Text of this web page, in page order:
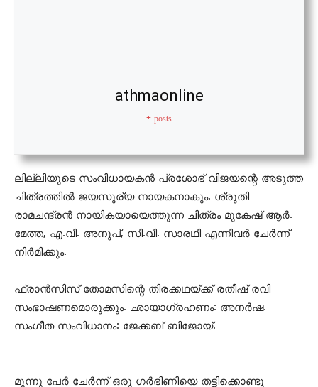
athmaonline
+ posts
ലില്ലിയുടെ സംവിധായകന്‍ പ്രശോഭ് വിജയന്റെ അടുത്ത
ചിത്രത്തില്‍ ജയസൂര്യ നായകനാകും. ശ്രുതി
രാമചന്ദ്രന്‍ നായികയായെത്തുന്ന ചിത്രം മുകേഷ് ആര്‍.
മേത്ത, എ.വി. അനൂപ്, സി.വി. സാരഥി എന്നിവര്‍ ചേര്‍ന്ന്
നിര്‍മിക്കും.
ഫ്രാന്‍സിസ് തോമസിന്റെ തിരക്കഥയ്ക്ക് രതീഷ് രവി
സംഭാഷണമൊരുക്കും. ഛായാഗ്രഹണം: അനര്‍ഷ.
സംഗീത സംവിധാനം: ജേക്കബ് ബിജോയ്‌.
മൂന്നു പേര്‍ ചേര്‍ന്ന് ഒരു ഗര്‍ഭിണിയെ തട്ടിക്കൊണ്ടു